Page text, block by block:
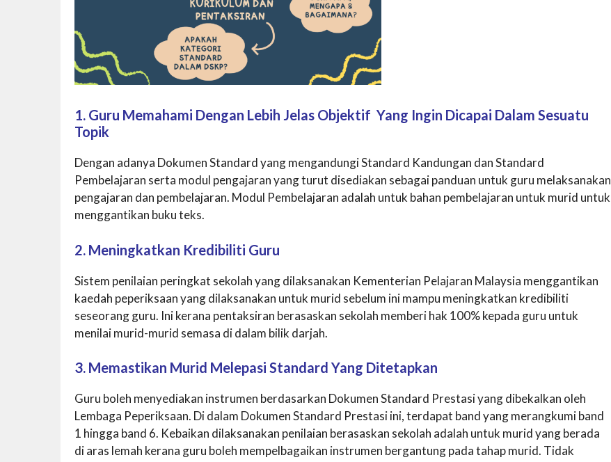
1. Guru Memahami Dengan Lebih Jelas Objektif Yang Ingin Dicapai Dalam Sesuatu
Topik
Dengan adanya Dokumen Standard yang mengandungi Standard Kandungan dan Standard
Pembelajaran serta modul pengajaran yang turut disediakan sebagai panduan untuk guru melaksanakan
pengajaran dan pembelajaran. Modul Pembelajaran adalah untuk bahan pembelajaran untuk murid untuk
menggantikan buku teks.
2. Meningkatkan Kredibiliti Guru
Sistem penilaian peringkat sekolah yang dilaksanakan Kementerian Pelajaran Malaysia menggantikan
kaedah peperiksaan yang dilaksanakan untuk murid sebelum ini mampu meningkatkan kredibiliti
seseorang guru. Ini kerana pentaksiran berasaskan sekolah memberi hak 100% kepada guru untuk
menilai murid-murid semasa di dalam bilik darjah.
3. Memastikan Murid Melepasi Standard Yang Ditetapkan
Guru boleh menyediakan instrumen berdasarkan Dokumen Standard Prestasi yang dibekalkan oleh
Lembaga Peperiksaan. Di dalam Dokumen Standard Prestasi ini, terdapat band yang merangkumi band
1 hingga band 6. Kebaikan dilaksanakan penilaian berasaskan sekolah adalah untuk murid yang berada
di aras lemah kerana guru boleh mempelbagaikan instrumen bergantung pada tahap murid. Tidak